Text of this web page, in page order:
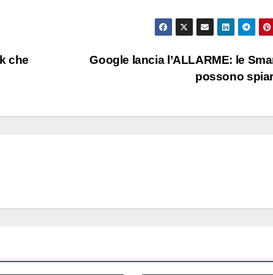
Google lancia l’ALLARME: le
possono
che
AUTO